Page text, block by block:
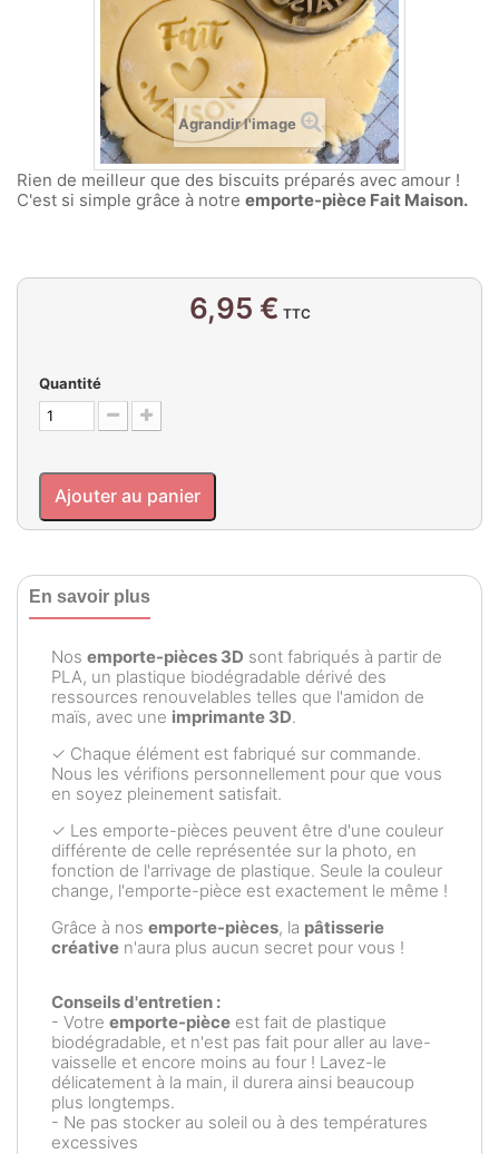
Agrandir l'image
Rien de meilleur que des biscuits préparés avec amour !
C'est si simple grâce à notre emporte-pièce Fait Maison.
6,95 € TTC
Quantité
Ajouter au panier
En savoir plus
Nos emporte-pièces 3D sont fabriqués à partir de
PLA, un plastique biodégradable dérivé des
ressources renouvelables telles que l'amidon de
maïs, avec une imprimante 3D.
✓ Chaque élément est fabriqué sur commande.
Nous les vérifions personnellement pour que vous
en soyez pleinement satisfait.
✓ Les emporte-pièces peuvent être d'une couleur
différente de celle représentée sur la photo, en
fonction de l'arrivage de plastique. Seule la couleur
change, l'emporte-pièce est exactement le même !
Grâce à nos emporte-pièces, la pâtisserie
créative n'aura plus aucun secret pour vous !
Conseils d'entretien :
- Votre emporte-pièce est fait de plastique
biodégradable, et n'est pas fait pour aller au lave-
vaisselle et encore moins au four ! Lavez-le
délicatement à la main, il durera ainsi beaucoup
plus longtemps.
- Ne pas stocker au soleil ou à des températures
excessives